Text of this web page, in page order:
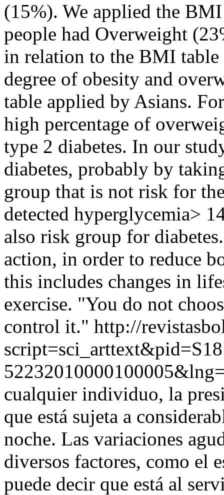
(15%). We applied the
people had Overweight
in relation to the BMI table
degree of obesity and
table applied by Asians.
high percentage of
type 2 diabetes. In our
diabetes, probably by
group that is not risk for
detected hyperglycemia>
also risk group for
action, in order to reduce
this includes changes in
exercise. "You do not
control it." http://
cualquier individuo, la
que está sujeta a
noche. Las variaciones
diversos factores, como el
puede decir que está al